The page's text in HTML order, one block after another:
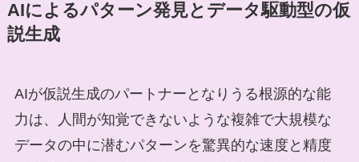
AIによるパターン発見とデータ駆動型の仮
説生成
AIが仮説生成のパートナーとなりうる根源的な能
力は、人間が知覚できないような複雑で大規模な
データの中に潜むパターンを驚異的な速度と精度